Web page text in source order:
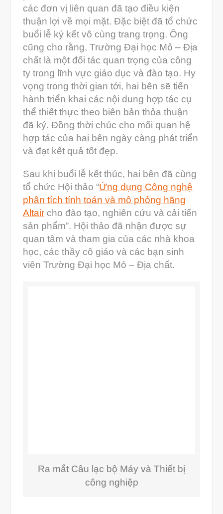
Tháng Sáu 2020
Tháng Năm 2020
Tháng Tư 2020
Tháng Ba 2020
Tháng Hai 2020
Tháng Một 2020
Tháng Mười Hai 2019
Tháng Mười Một 2019
Tháng Mười 2019
Tháng Tám 2019
Tháng Bảy 2019
Tháng Sáu 2019
Tháng Năm 2019
Tháng Tư 2019
Tháng Ba 2019
Ứng dụng
Vật liệu
các đơn vị liên quan đã tạo điều kiện
thuận lợi về mọi mặt. Đặc biệt đã tổ chức
buổi lễ ký kết vô cùng trang trọng. Ông
cũng cho rằng, Trường Đại học Mỏ – Địa
chất là một đối tác quan trọng của công
ty trong lĩnh vực giáo dục và đào tạo. Hy
vọng trong thời gian tới, hai bên sẽ tiến
hành triển khai các nội dung hợp tác cụ
thể thiết thực theo biên bản thỏa thuận
đã ký. Đồng thời chúc cho mối quan hệ
hợp tác của hai bên ngày càng phát triển
và đạt kết quả tốt đẹp.
Sau khi buổi lễ kết thúc, hai bên đã cùng
tổ chức Hội thảo “Ứng dụng Công nghệ
phân tích tính toán và mô phỏng hãng
Altair cho đào tạo, nghiên cứu và cải tiến
sản phẩm”. Hội thảo đã nhận được sự
quan tâm và tham gia của các nhà khoa
học, các thầy cô giáo và các bạn sinh
viên Trường Đại học Mỏ – Địa chất.
Ra mắt Câu lạc bộ Máy và Thiết bị
công nghiệp